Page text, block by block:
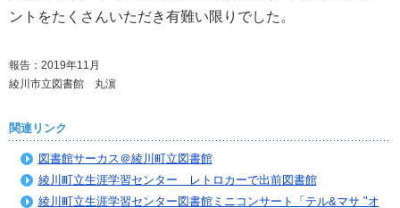
ントをたくさんいただき有難い限りでした。
報告：2019年11月
綾川市立図書館 丸濵
関連リンク
図書館サーカス＠綾川町立図書館
綾川町立生涯学習センター レトロカーで出前図書館
綾川町立生涯学習センター図書館ミニコンサート「テル&マサ "オ